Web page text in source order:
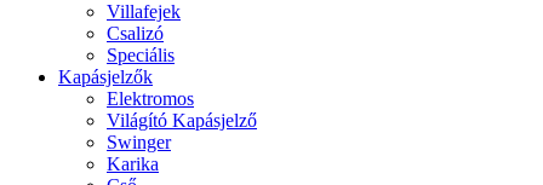
Villafejek
Csalizó
Speciális
Kapásjelzők
Elektromos
Világító Kapásjelző
Swinger
Karika